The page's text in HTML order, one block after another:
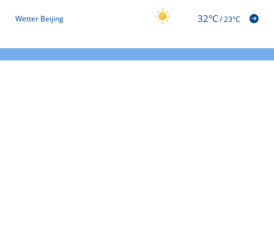
Wetter Beijing 32°C/23°C